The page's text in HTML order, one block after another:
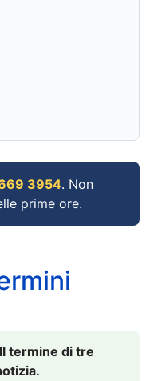
3954. Non
prime ore.
termine di tre